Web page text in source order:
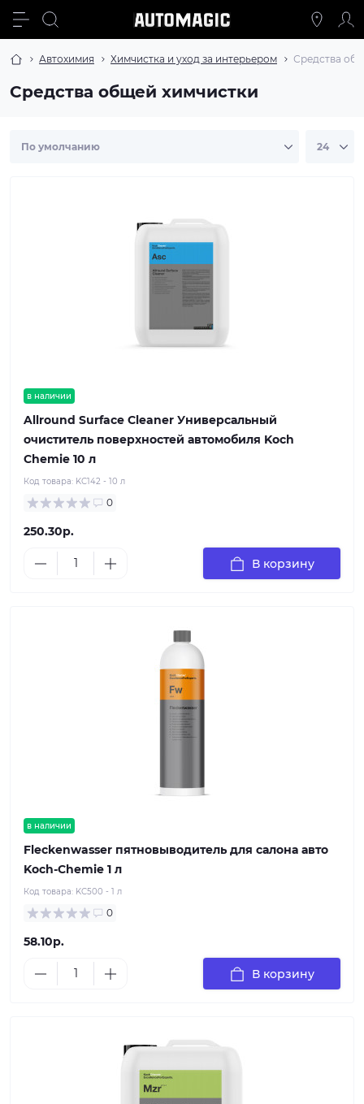
Автохимия Химчистка и уход за интерьером Средства
Средства общей химчистки
в наличии
Allround Surface Cleaner Универсальный
очиститель поверхностей автомобиля Koch
Chemie 10 л
Код товара: KC142 - 10 л
0
250.30р.
В корзину
в наличии
Fleckenwasser пятновыводитель для салона авто
Koch-Chemie 1 л
Код товара: KC500 - 1 л
0
58.10р.
В корзину